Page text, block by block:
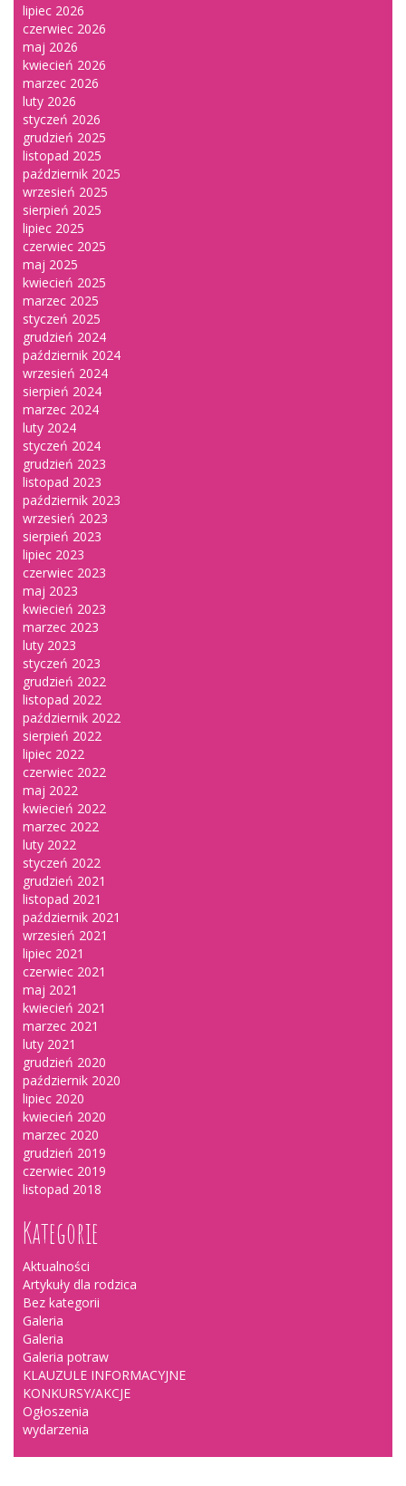
lipiec 2026
czerwiec 2026
maj 2026
kwiecień 2026
marzec 2026
luty 2026
styczeń 2026
grudzień 2025
listopad 2025
październik 2025
wrzesień 2025
sierpień 2025
lipiec 2025
czerwiec 2025
maj 2025
kwiecień 2025
marzec 2025
styczeń 2025
grudzień 2024
październik 2024
wrzesień 2024
sierpień 2024
marzec 2024
luty 2024
styczeń 2024
grudzień 2023
listopad 2023
październik 2023
wrzesień 2023
sierpień 2023
lipiec 2023
czerwiec 2023
maj 2023
kwiecień 2023
marzec 2023
luty 2023
styczeń 2023
grudzień 2022
listopad 2022
październik 2022
sierpień 2022
lipiec 2022
czerwiec 2022
maj 2022
kwiecień 2022
marzec 2022
luty 2022
styczeń 2022
grudzień 2021
listopad 2021
październik 2021
wrzesień 2021
lipiec 2021
czerwiec 2021
maj 2021
kwiecień 2021
marzec 2021
luty 2021
grudzień 2020
październik 2020
lipiec 2020
kwiecień 2020
marzec 2020
grudzień 2019
czerwiec 2019
listopad 2018
Kategorie
Aktualności
Artykuły dla rodzica
Bez kategorii
Galeria
Galeria
Galeria potraw
KLAUZULE INFORMACYJNE
KONKURSY/AKCJE
Ogłoszenia
wydarzenia